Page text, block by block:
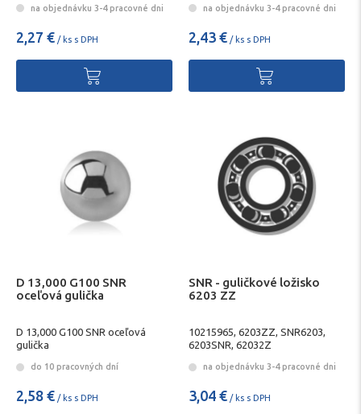
na objednávku 3-4 pracovné dni
2,27 € / ks s DPH
na objednávku 3-4 pracovné dni
2,43 € / ks s DPH
D 13,000 G100 SNR
oceľová gulička
D 13,000 G100 SNR oceľová
gulička
do 10 pracovných dní
2,58 € / ks s DPH
SNR - guličkové ložisko
6203 ZZ
10215965, 6203ZZ, SNR6203,
6203SNR, 62032Z
na objednávku 3-4 pracovné dni
3,04 € / ks s DPH